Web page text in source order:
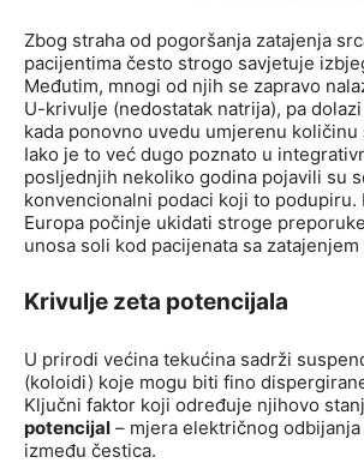
Zbog straha od pogoršanja zatajenja
pacijentima često strogo savjetuje
Međutim, mnogi od njih se zapravo
U-krivulje (nedostatak natrija), pa
kada ponovno uvedu umjerenu
Iako je to već dugo poznato u
posljednjih nekoliko godina pojavili su
konvencionalni podaci koji to podupiru.
Europa počinje ukidati stroge
unosa soli kod pacijenata sa zatajenjem
Krivulje zeta potencijala
U prirodi većina tekućina sadrži
(koloidi) koje mogu biti fino
Ključni faktor koji određuje njihovo
potencijal – mjera električnog
između čestica.